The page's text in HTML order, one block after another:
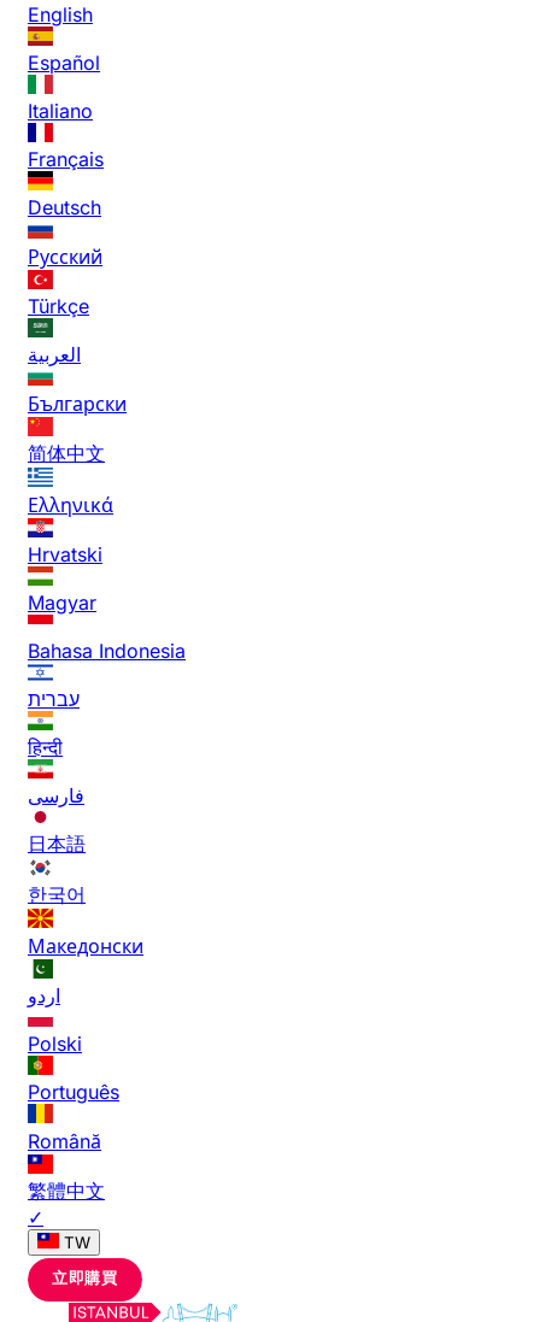
English
Español
Italiano
Français
Deutsch
Русский
Türkçe
العربية
Български
简体中文
Ελληνικά
Hrvatski
Magyar
Bahasa Indonesia
עברית
हिन्दी
فارسی
日本語
한국어
Македонски
اردو
Polski
Português
Română
繁體中文
✓
TW
立即購買